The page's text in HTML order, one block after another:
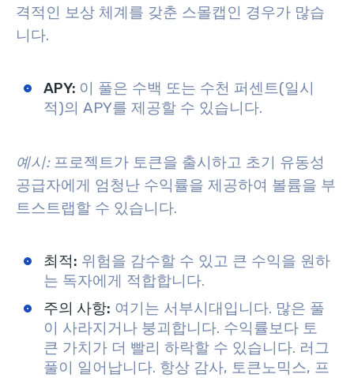
격적인 보상 체계를 갖춘 스몰캡인 경우가 많습
니다.
APY: 이 풀은 수백 또는 수천 퍼센트(일시
적)의 APY를 제공할 수 있습니다.
예시:프로젝트가 토큰을 출시하고 초기 유동성
공급자에게 엄청난 수익률을 제공하여 볼륨을 부
트스트랩할 수 있습니다.
최적: 위험을 감수할 수 있고 큰 수익을 원하
는 독자에게 적합합니다.
주의 사항: 여기는 서부시대입니다. 많은 풀
이 사라지거나 붕괴합니다. 수익률보다 토
큰 가치가 더 빨리 하락할 수 있습니다. 러그
풀이 일어납니다. 항상 감사, 토큰노믹스, 프